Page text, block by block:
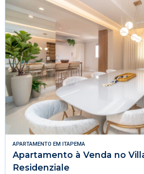
APARTAMENTO EM ITAPEMA
Apartamento à Venda no
Residenziale